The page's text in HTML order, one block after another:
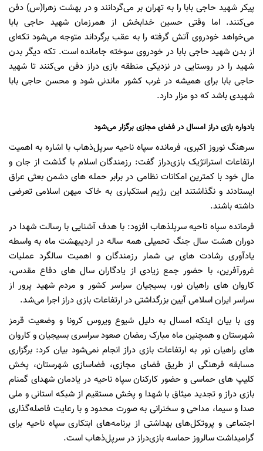
پیکر شهید حاجی بابا را به تهران بر می‌گردانند و در بهشت زهرا(س) دفن
می‌کنند. اما وقتی حسین خدابخش از همرزمان شهید حاجی بابا
می‌خواهد خودروی آتش گرفته را به عقب برگرداند متوجه می‌شود تکه‌ای
از بدن شهید حاجی بابا در خودروی سوخته جامانده است. تکه دیگر بدن
شهید را در روستایی در نزدیکی منطقه بازی دراز دفن می‌کنند تا شهید
حاجی بابا برای همیشه در غرب کشور ماندنی شود و محسن حاجی بابا
شهیدی باشد که دو مزار دارد.
یادواره بازی دراز امسال در فضای مجازی برگزار می‌شود
سرهنگ نوروز اکبری، فرمانده سپاه ناحیه سرپل‌ذهاب با اشاره به اهمیت
ارتفاعات استراتژیک بازی‌دراز گفت: رزمندگان اسلام با گذشت از جان و
مال خود با کمترین امکانات نظامی در برابر حمله های دشمن بعثی عراق
ایستادند و نگذاشتند این رژیم استکباری به خاک میهن اسلامی تعرضی
داشته باشند.
فرمانده سپاه ناحیه سرپلذهاب افزود: با هدف آشنایی با رسالت شهدا در
دوران هشت سال جنگ تحمیلی همه ساله در اردیبهشت ماه به واسطه
یادآوری رشادت های بی شمار رزمندگان و اهمیت سالگرد عملیات
غرورآفرین، با حضور جمع زیادی از یادگاران سال های دفاع مقدس،
کاروان های راهیان نور، بسیجیان سراسر کشور و مردم شهید پرور از
سراسر ایران اسلامی آیین بزرگداشتی در ارتفاعات بازی دراز اجرا می‌شد.
وی با بیان اینکه امسال به دلیل شیوع ویروس کرونا و وضعیت قرمز
شهرستان و همچنین ماه مبارک رمضان صعود سراسری بسیجیان و کاروان
های راهیان نور به ارتفاعات بازی دراز انجام نمی‌شود بیان کرد: برگزاری
مسابقه فرهنگی از طریق فضای مجازی، فضاسازی شهرستان، پخش
کلیپ های حماسی و حضور کارکنان سپاه ناحیه در یادمان شهدای گمنام
بازی دراز و تجدید میثاق با شهدا و پخش مستقیم از شبکه استانی و ملی
صدا و سیما، مداحی و سخنرانی به صورت محدود و با رعایت فاصله‌گذاری
اجتماعی و پروتکل‌های بهداشتی از برنامه‌های ابتکاری سپاه ناحیه برای
گرامیداشت سالروز حماسه بازی‌دراز در سرپل‌ذهاب است.